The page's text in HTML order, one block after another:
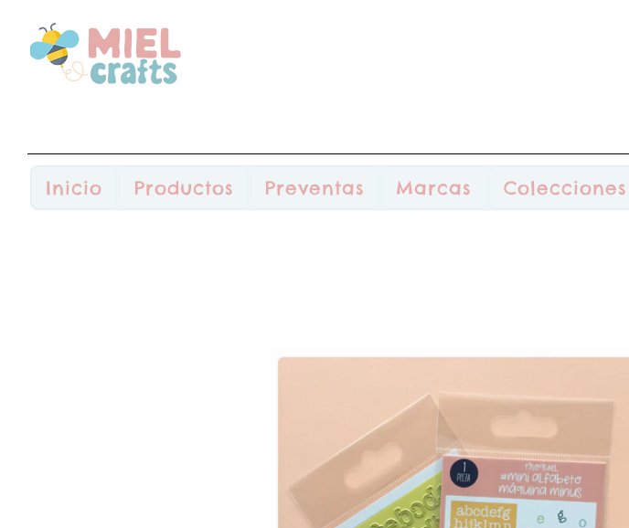
Inicio Productos Preventas Marcas Colecciones